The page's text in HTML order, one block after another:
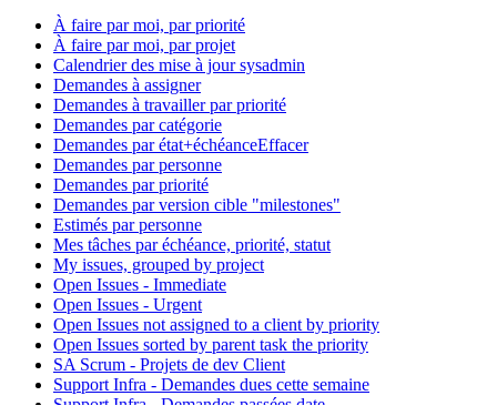
À faire par moi, par priorité
À faire par moi, par projet
Calendrier des mise à jour sysadmin
Demandes à assigner
Demandes à travailler par priorité
Demandes par catégorie
Demandes par état+échéanceEffacer
Demandes par personne
Demandes par priorité
Demandes par version cible "milestones"
Estimés par personne
Mes tâches par échéance, priorité, statut
My issues, grouped by project
Open Issues - Immediate
Open Issues - Urgent
Open Issues not assigned to a client by priority
Open Issues sorted by parent task the priority
SA Scrum - Projets de dev Client
Support Infra - Demandes dues cette semaine
Support Infra - Demandes passées date